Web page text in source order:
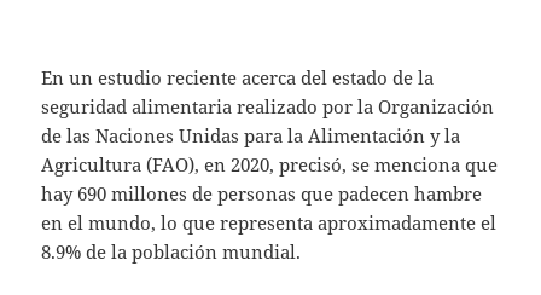
En un estudio reciente acerca del estado de la
seguridad alimentaria realizado por la Organización
de las Naciones Unidas para la Alimentación y la
Agricultura (FAO), en 2020, precisó, se menciona que
hay 690 millones de personas que padecen hambre
en el mundo, lo que representa aproximadamente el
8.9% de la población mundial.